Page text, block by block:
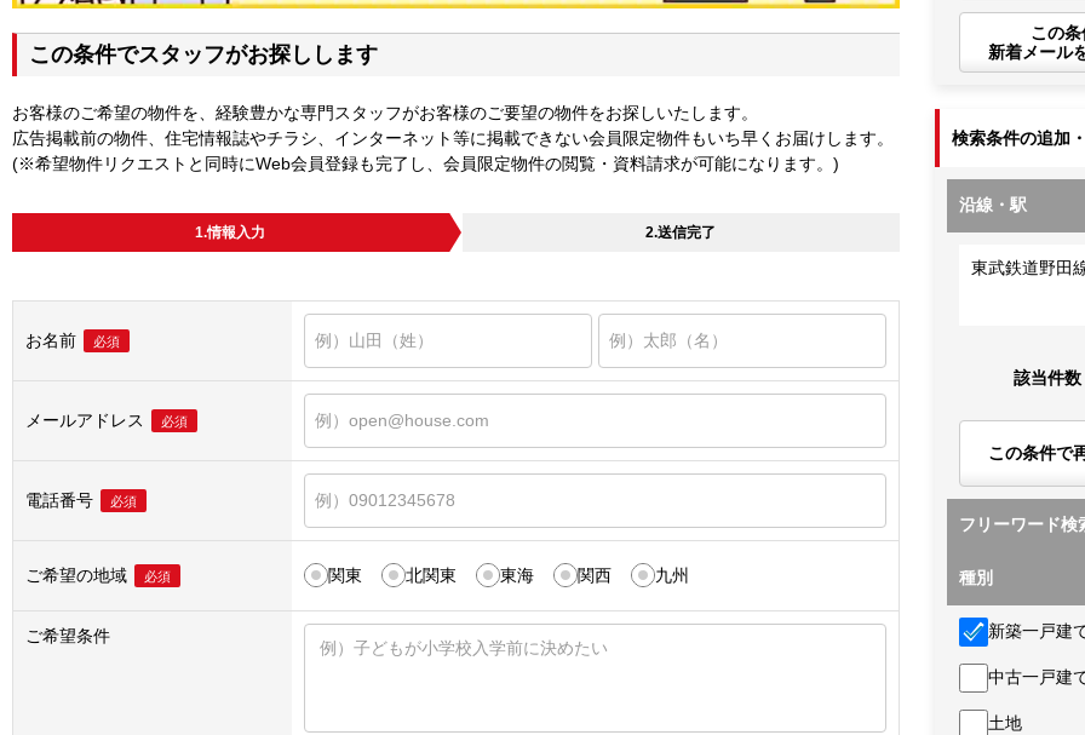
この条件でスタッフがお探しします
お客様のご希望の物件を、経験豊かな専門スタッフがお客様のご要望の物件をお探しいたします。
広告掲載前の物件、住宅情報誌やチラシ、インターネット等に掲載できない会員限定物件もいち早くお届けします。
(※希望物件リクエストと同時にWeb会員登録も完了し、会員限定物件の閲覧・資料請求が可能になります。)
1.情報入力 2.送信完了
お名前 必須
メールアドレス 必須
電話番号 必須
ご希望の地域 必須 関東 北関東 東海 関西 九州
ご希望条件
この
新着メール
検索条件の追加
沿線・駅
東武鉄道野田
該当件数
この条件で
フリーワード検
種別
新築一戸建
中古一戸建
土地